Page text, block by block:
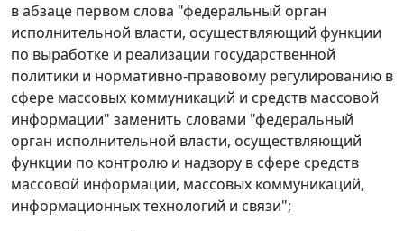
в абзаце первом слова "федеральный орган
исполнительной власти, осуществляющий функции
по выработке и реализации государственной
политики и нормативно-правовому регулированию в
сфере массовых коммуникаций и средств массовой
информации" заменить словами "федеральный
орган исполнительной власти, осуществляющий
функции по контролю и надзору в сфере средств
массовой информации, массовых коммуникаций,
информационных технологий и связи";